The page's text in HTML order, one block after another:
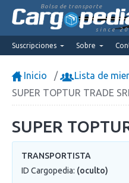
Bolsa de transporte
since
Suscripciones Sobre
Inicio
Lista de
SUPER TOPTUR TRADE
SUPER
TRANSPORTISTA
ID Cargopedia: (oculto)